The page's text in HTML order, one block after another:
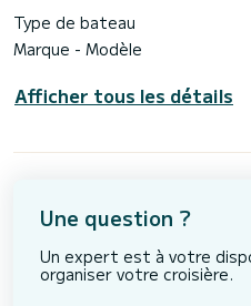
Type de bateau
Marque - Modèle
Afficher tous les détails
Une question ?
Un expert est à votre
organiser votre croisière.